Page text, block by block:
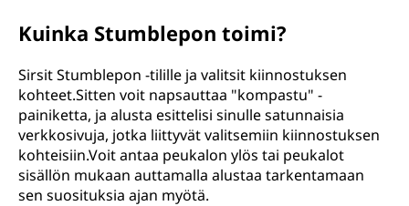
Kuinka Stumblepon toimi?
Sirsit Stumblepon -tilille ja valitsit kiinnostuksen
kohteet.Sitten voit napsauttaa "kompastu" -
painiketta, ja alusta esittelisi sinulle satunnaisia
verkkosivuja, jotka liittyvät valitsemiin kiinnostuksen
kohteisiin.Voit antaa peukalon ylös tai peukalot
sisällön mukaan auttamalla alustaa tarkentamaan
sen suosituksia ajan myötä.